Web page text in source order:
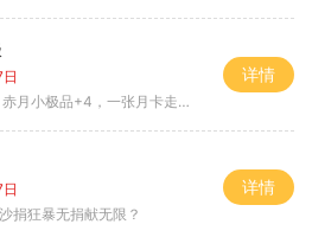
月小极品+4，一张月卡走天涯a
详情
捐狂暴无捐献无限？
详情